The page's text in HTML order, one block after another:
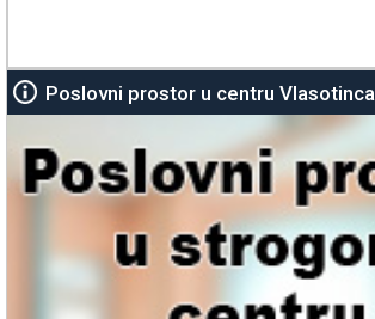
Poslovni prostor u centru Vlasotinca